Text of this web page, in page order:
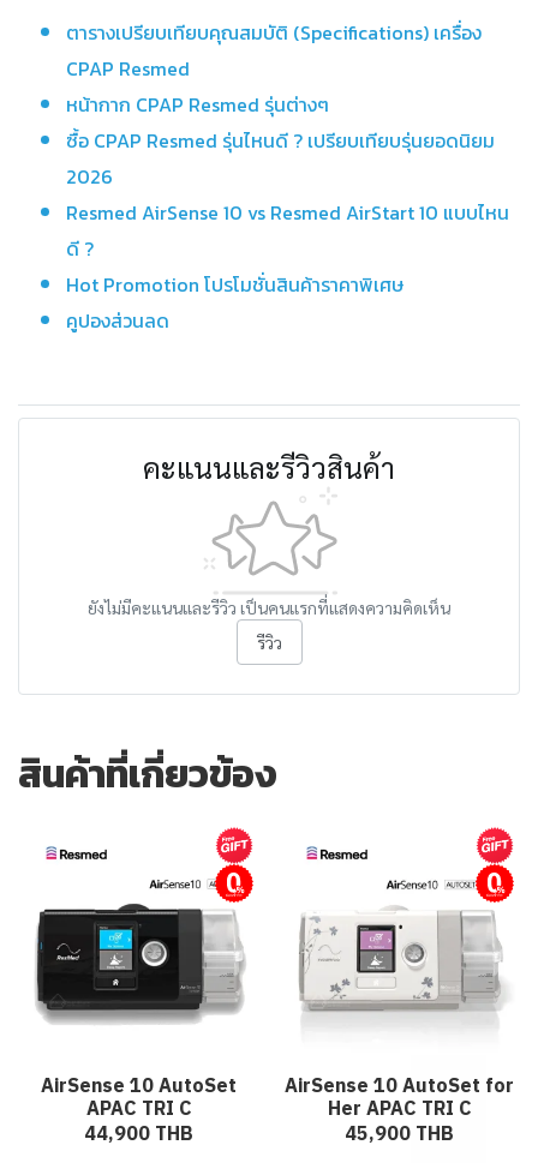
ตารางเปรียบเทียบคุณสมบัติ (Specifications) เครื่อง
CPAP Resmed
หน้ากาก CPAP Resmed รุ่นต่างๆ
ซื้อ CPAP Resmed รุ่นไหนดี ? เปรียบเทียบรุ่นยอดนิยม
2026
Resmed AirSense 10 vs Resmed AirStart 10 แบบไหน
ดี ?
Hot Promotion โปรโมชั่นสินค้าราคาพิเศษ
คูปองส่วนลด
คะแนนและรีวิวสินค้า
ยังไม่มีคะแนนและรีวิว เป็นคนแรกที่แสดงความคิดเห็น
รีวิว
สินค้าที่เกี่ยวข้อง
ผ่อนชำระ
AirSense 10 AutoSet
APAC TRI C
44,900 THB
ผ่อนชำระ
AirSense 10 AutoSet for
Her APAC TRI C
45,900 THB